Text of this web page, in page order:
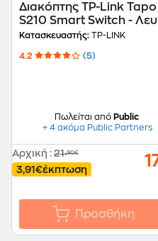
Διακόπτης TP-Link Tapo
S210 Smart Switch -
Κατασκευαστής: TP-LINK
4.2 (5)
Πωλείται από Public
+ 4 ακόμα Public Partners
Αρχική : 21,90€
3,91€έκπτωση
Προσθήκη